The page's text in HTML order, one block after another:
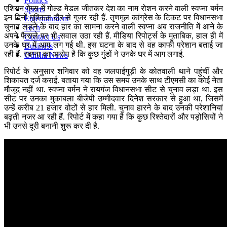
Sports
Entertainment
Tech
Contact Us
Business
Odisha News
एशियन गेम्स में गोल्ड मेडल जीतकर देश का नाम रोशन करने वाली स्वप्ना बर्मन
इन दिनों मुश्किल दौर से गुजर रही हैं. तृणमूल कांग्रेस के टिकट पर विधानसभा
चुनाव लड़ने के बाद हार का सामना करने वाली स्वप्ना अब राजनीति में आने के
अपने फैसले पर भी सवाल उठा रही हैं. मीडिया रिपोर्ट्स के मुताबिक, हाल ही में
उनके घर में आग लग गई थी. इस घटना के बाद से वह काफी परेशान बताई जा
रही हैं. स्वप्ना का आरोप है कि कुछ गुंडों ने उनके घर में आग लगाई.
रिपोर्ट के अनुसार शनिवार को वह जलपाईगुड़ी के कोतवाली थाने पहुंचीं और
शिकायत दर्ज कराई. बताया गया कि उस समय उनके साथ टीएमसी का कोई नेता
मौजूद नहीं था. स्वप्ना बर्मन ने रायगंज विधानसभा सीट से चुनाव लड़ा था. इस
सीट पर उनका मुकाबला बीजेपी उम्मीदवार दिनेश सरकार से हुआ था, जिसमें
उन्हें करीब 21 हजार वोटों से हार मिली. चुनाव हारने के बाद उनकी परेशानियां
बढ़ती नजर आ रही हैं. रिपोर्ट में कहा गया है कि कुछ रिश्तेदारों और पड़ोसियों ने
भी उनसे दूरी बनानी शुरू कर दी है.